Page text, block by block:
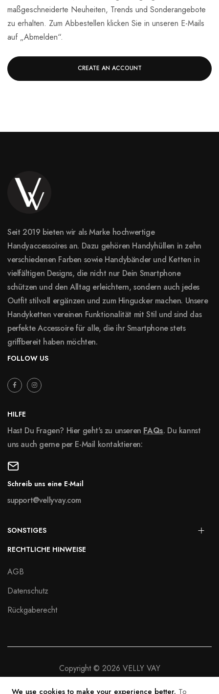
We use cookies to make your experience better. To
maßgeschneiderte Neuheiten, Trends und Sonderangebote
zu erhalten. Zum Abbestellen klicken Sie in unseren E-Mails
auf „Abmelden“.
CREATE AN ACCOUNT
Seit 2019 bieten wir als Marke hochwertige
Handyaccessoires an. Dazu gehören Handyhüllen in zehn
verschiedenen Farben sowie Handybänder und Ketten in
vielfältigen Designs, die nicht nur Dein Smartphone
schützen und den Alltag erleichtern, sondern auch jedes
Outfit stilvoll ergänzen und zum Hingucker machen. Unsere
Handyketten vereinen Funktionalität mit Stil und sind das
perfekte Accessoire für alle, die ihr Smartphone stets
griffbereit haben möchten.
FOLLOW US
HILFE
Hast Du Fragen? Hier geht's zu unseren FAQs. Du kannst
uns auch gerne per E-Mail kontaktieren:
Schreib uns eine E-Mail
support@vellyvay.com
SONSTIGES
RECHTLICHE HINWEISE
AGB
Datenschutz
Rückgaberecht
Copyright © 2026 VELLY VAY